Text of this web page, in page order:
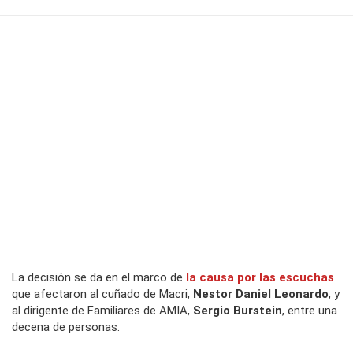
La decisión se da en el marco de la causa por las escuchas
que afectaron al cuñado de Macri, Nestor Daniel Leonardo, y
al dirigente de Familiares de AMIA, Sergio Burstein, entre una
decena de personas.